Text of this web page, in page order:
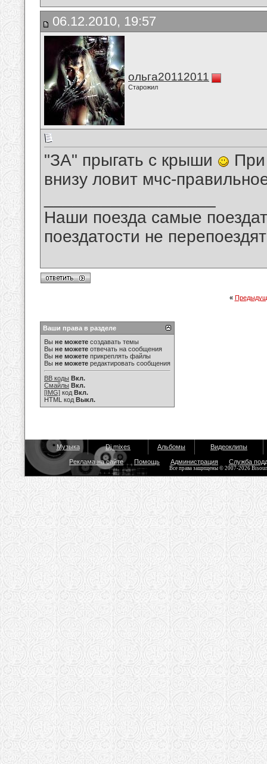
06.12.2010, 19:57
ольга20112011
Старожил
"ЗА" прыгать с крыши
внизу ловит мчс-
Наши поезда самые
поездатости не
«
Ваши права в разделе
Вы не можете создавать темы
Вы не можете отвечать на сообщения
Вы не можете прикреплять файлы
Вы не можете редактировать сообщения
BB коды Вкл.
Смайлы Вкл.
[IMG] код Вкл.
HTML код Выкл.
Музыка Dj mixes Альбомы Видеоклипы
Реклама на сайте Помощь Администрация Служба
Все права защищены © 2007-2026